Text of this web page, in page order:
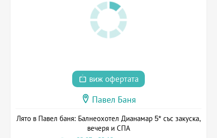
виж офертата
Павел Баня
Лято в Павел баня: Балнеохотел Дианамар 5* със закуска,
вечеря и СПА